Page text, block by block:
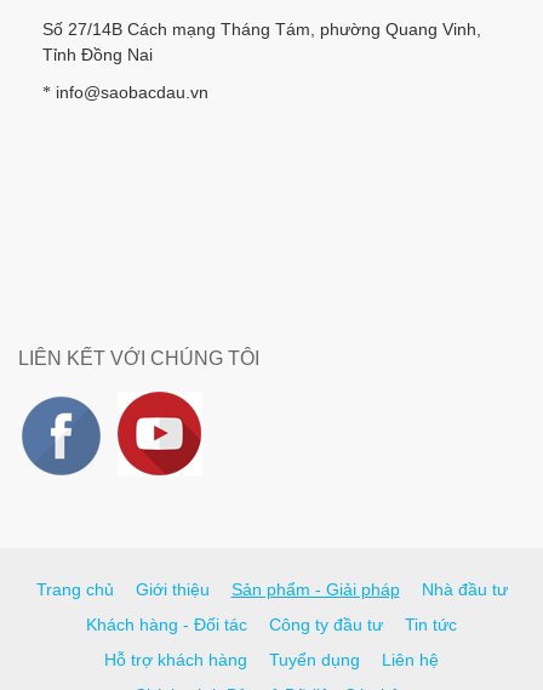
Số 27/14B Cách mạng Tháng Tám, phường Quang Vinh,
Tỉnh Đồng Nai
* info@saobacdau.vn
LIÊN KẾT VỚI CHÚNG TÔI
Trang chủ Giới thiệu Sản phẩm - Giải pháp
Nhà đầu tư
Khách hàng - Đối tác
Công ty đầu tư
Tin tức
Hỗ trợ khách hàng
Tuyển dụng
Liên hệ